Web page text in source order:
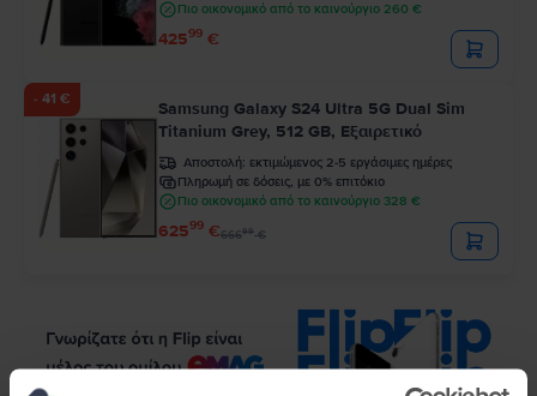
Πιο οικονομικό από το καινούργιο 260 €
42599 €
- 41 €
Samsung Galaxy S24 Ultra 5G Dual Sim
Titanium Grey, 512 GB, Εξαιρετικό
Αποστολή: εκτιμώμενος 2-5 εργάσιμες ημέρες
Πληρωμή σε δόσεις, με 0% επιτόκιο
Πιο οικονομικό από το καινούργιο 328 €
62599 €66699€